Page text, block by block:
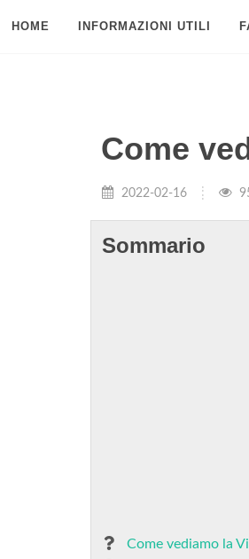
HOME INFORMAZIONI UTILI
Come
2022-02-16
Sommario
Come vediamo la